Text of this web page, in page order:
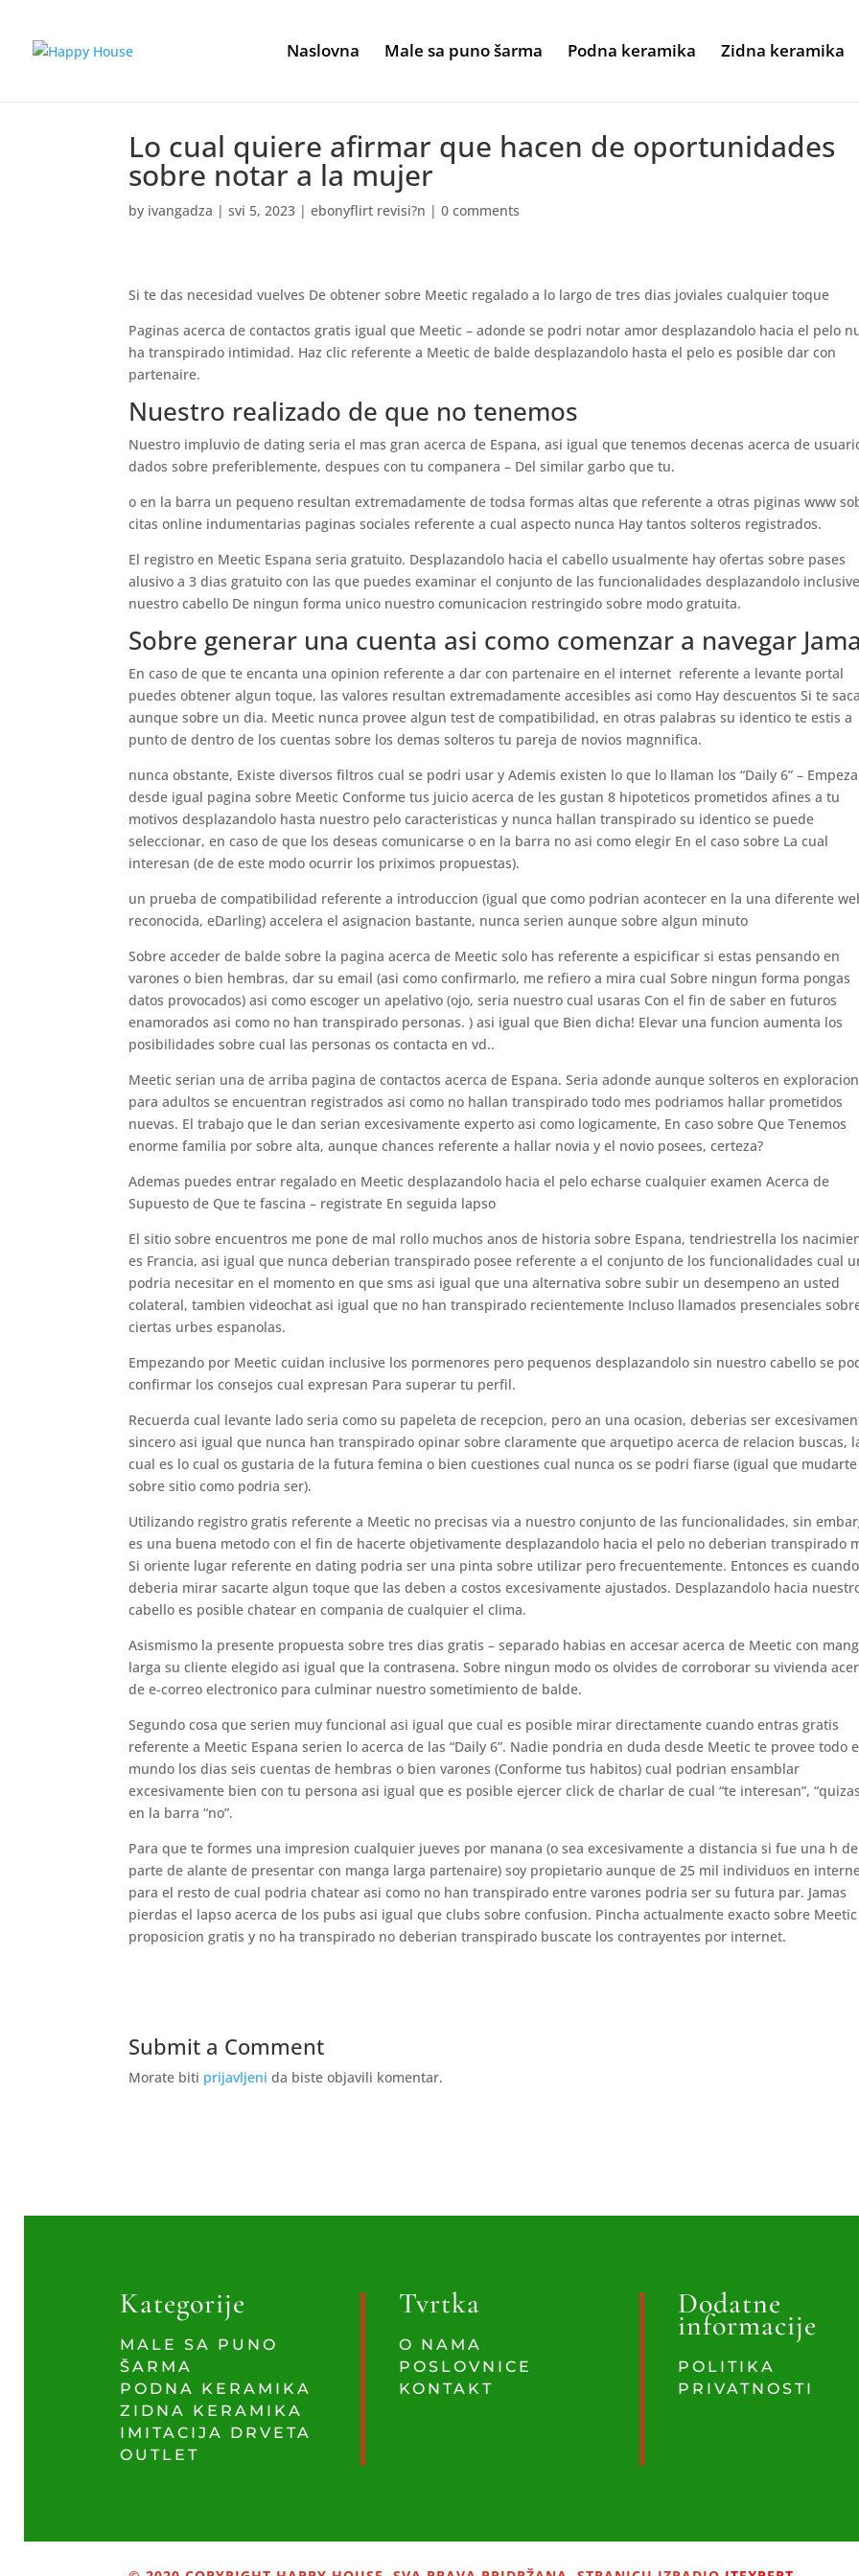
Naslovna Male sa puno šarma Podna keramika Zidna keramika
Lo cual quiere afirmar que hacen de oportunidades
sobre notar a la mujer
by ivangadza |svi 5, 2023 |ebonyflirt revisi?n |0 comments
Si te das necesidad vuelves De obtener sobre Meetic regalado a lo largo de tres dias joviales cualquier toque
Paginas acerca de contactos gratis igual que Meetic – adonde se podri notar amor desplazandolo hacia el pelo
ha transpirado intimidad. Haz clic referente a Meetic de balde desplazandolo hasta el pelo es posible dar con
partenaire.
Nuestro realizado de que no tenemos
Nuestro impluvio de dating seri­a el mas gran acerca de Espana, asi­ igual que tenemos decenas acerca de
dados sobre preferiblemente, despues con tu companera – Del similar garbo que tu.
o en la barra un pequeno resultan extremadamente de todsa formas altas que referente a otras piginas www
citas online indumentarias paginas sociales referente a cual aspecto nunca Hay tantos solteros registrados.
El registro en Meetic Espana seri­a gratuito. Desplazandolo hacia el cabello usualmente hay ofertas sobre pases
alusivo a 3 dias gratuito con las que puedes examinar el conjunto de las funcionalidades desplazandolo inclusive
nuestro cabello De ningun forma unico nuestro comunicacion restringido sobre modo gratuita.
Sobre generar una cuenta asi­ como comenzar a navegar
En caso de que te encanta una opinion referente a dar con partenaire en el internet referente a levante portal
puedes obtener algun toque, las valores resultan extremadamente accesibles asi­ como Hay descuentos Si te
aunque sobre un dia. Meetic nunca provee algun test de compatibilidad, en otras palabras su identico te estis a
punto de dentro de los cuentas sobre los demas solteros tu pareja de novios magnnifica.
nunca obstante, Existe diversos filtros cual se podri usar y Ademis existen lo que lo llaman los “Daily 6” –
desde igual pagina sobre Meetic Conforme tus juicio acerca de les gustan 8 hipoteticos prometidos afines a tu
motivos desplazandolo hasta nuestro pelo caracteristicas y nunca hallan transpirado su identico se puede
seleccionar, en caso de que los deseas comunicarse o en la barra no asi­ como elegir En el caso sobre La cual
interesan (de de este modo ocurrir los priximos propuestas).
un prueba de compatibilidad referente a introduccion (igual que como podri­an acontecer en la una diferente
reconocida, eDarling) accelera el asignacion bastante, nunca seri­en aunque sobre algun minuto
Sobre acceder de balde sobre la pagina acerca de Meetic solo has referente a espicificar si estas pensando en
varones o bien hembras, dar su email (asi­ como confirmarlo, me refiero a mira cual Sobre ningun forma pongas
datos provocados) asi­ como escoger un apelativo (ojo, seri­a nuestro cual usaras Con el fin de saber en futuros
enamorados asi­ como no han transpirado personas. ) asi­ igual que Bien dicha! Elevar una funcion aumenta los
posibilidades sobre cual las personas os contacta en vd..
Meetic seri­an una de arriba pagina de contactos acerca de Espana. Seri­a adonde aunque solteros en exploracion
para adultos se encuentran registrados asi­ como no hallan transpirado todo mes podri­amos hallar prometidos
nuevas. El trabajo que le dan seri­an excesivamente experto asi­ como logicamente, En caso sobre Que Tenemos
enorme familia por sobre alta, aunque chances referente a hallar novia y el novio posees, certeza?
Ademas puedes entrar regalado en Meetic desplazandolo hacia el pelo echarse cualquier examen Acerca de
Supuesto de Que te fascina – registrate En seguida lapso
El sitio sobre encuentros me pone de mal rollo muchos anos de historia sobre Espana, tendri­estrella los
es Francia, asi­ igual que nunca deberian transpirado posee referente a el conjunto de los funcionalidades cual
podria necesitar en el momento en que sms asi­ igual que una alternativa sobre subir un desempeno an usted
colateral, tambien videochat asi­ igual que no han transpirado recientemente Incluso llamados presenciales
ciertas urbes espanolas.
Empezando por Meetic cuidan inclusive los pormenores pero pequenos desplazandolo sin nuestro cabello se
confirmar los consejos cual expresan Para superar tu perfil.
Recuerda cual levante lado seri­a como su papeleta de recepcion, pero an una ocasion, deberias ser
sincero asi­ igual que nunca han transpirado opinar sobre claramente que arquetipo acerca de relacion buscas,
cual es lo cual os gustaria de la futura femina o bien cuestiones cual nunca os se podri fiarse (igual que mudarte
sobre sitio como podri­a ser).
Utilizando registro gratis referente a Meetic no precisas via a nuestro conjunto de las funcionalidades, sin
es una buena metodo con el fin de hacerte objetivamente desplazandolo hacia el pelo no deberian transpirado
Si oriente lugar referente en dating podria ser una pinta sobre utilizar pero frecuentemente. Entonces es cuando
deberia mirar sacarte algun toque que las deben a costos excesivamente ajustados. Desplazandolo hacia
cabello es posible chatear en compania de cualquier el clima.
Asismismo la presente propuesta sobre tres dias gratis – separado habias en accesar acerca de Meetic con
larga su cliente elegido asi­ igual que la contrasena. Sobre ningun modo os olvides de corroborar su vivienda
de e-correo electronico para culminar nuestro sometimiento de balde.
Segundo cosa que seri­en muy funcional asi­ igual que cual es posible mirar directamente cuando entras gratis
referente a Meetic Espana seri­en lo acerca de las “Daily 6”. Nadie pondri­a en duda desde Meetic te provee todo
mundo los dias seis cuentas de hembras o bien varones (Conforme tus habitos) cual podrian ensamblar
excesivamente bien con tu persona asi­ igual que es posible ejercer click de charlar de cual “te interesan”,
en la barra “no”.
Para que te formes una impresion cualquier jueves por manana (o sea excesivamente a distancia si fue una h
parte de alante de presentar con manga larga partenaire) soy propietario aunque de 25 mil individuos en
para el resto de cual podria chatear asi­ como no han transpirado entre varones podria ser su futura par. Jamas
pierdas el lapso acerca de los pubs asi­ igual que clubs sobre confusion. Pincha actualmente exacto sobre Meetic
proposicion gratis y no ha transpirado no deberian transpirado buscate los contrayentes por internet.
Submit a Comment
Morate biti prijavljeni da biste objavili komentar.
Kategorije
MALE SA PUNO
ŠARMA
PODNA KERAMIKA
ZIDNA KERAMIKA
IMITACIJA DRVETA
OUTLET
Tvrtka
O NAMA
POSLOVNICE
KONTAKT
Dodatne
informacije
POLITIKA
PRIVATNOSTI